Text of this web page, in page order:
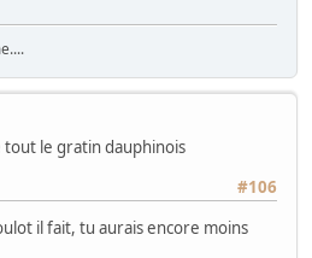
tout le gratin dauphinois
#106
il fait, tu aurais encore moins